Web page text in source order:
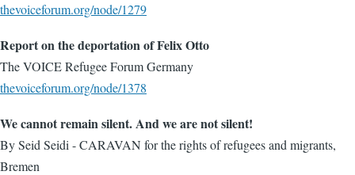
thevoiceforum.org/node/1279
Report on the deportation of Felix Otto
The VOICE Refugee Forum Germany
thevoiceforum.org/node/1378
We cannot remain silent. And we are not silent!
By Seid Seidi - CARAVAN for the rights of refugees and migrants,
Bremen